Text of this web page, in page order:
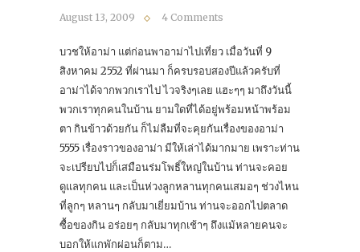
August 13, 2009 4 Comments
บวชให้อาม่า แต่ก่อนพาอาม่าไปเที่ยว เมื่อวันที่ 9
สิงหาคม 2552 ที่ผ่านมา ก็ครบรอบสองปีแล้วครับที่
อาม่าได้จากพวกเราไป ไวจริงๆเลย แฮะๆๆ มาถึงวันนี้
พวกเราทุกคนในบ้าน ยามใดที่ได้อยู่พร้อมหน้าพร้อม
ตา กินข้าวด้วยกัน ก็ไม่ลืมที่จะคุยกันเรื่องของอาม่า
5555 เรื่องราวของอาม่า มีให้เล่าได้มากมาย เพราะท่าน
จะเปรียบไปก็เสมือนร่มโพธิ์ใหญ่ในบ้าน ท่านจะคอย
ดูแลทุกคน และเป็นห่วงลูกหลานทุกคนเสมอๆ ช่วงไหน
ที่ลูกๆ หลานๆ กลับมาเยี่ยมบ้าน ท่านจะออกไปตลาด
ซื้อของกิน อร่อยๆ กลับมาทุกเช้าๆ ถึงแม้หลายคนจะ
บอกให้แกพักผ่อนก็ตาม…